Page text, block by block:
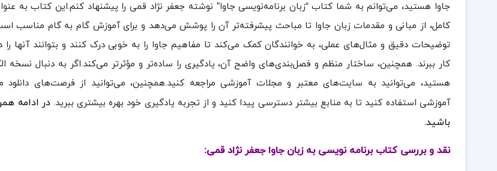
جاوا هستید، می‌توانم به شما کتاب “زبان برنامه‌نویسی جاوا” نوشته جعفر نژاد قمی را پیشنهاد کنم.این کتاب به
کامل، از مبانی و مقدمات زبان جاوا تا مباحث پیشرفته‌تر آن را پوشش می‌دهد و برای آموزش گام به گام مناسب
توضیحات دقیق و مثال‌های عملی، به خوانندگان کمک می‌کند تا مفاهیم جاوا را به خوبی درک کنند و بتوانند آنها را
کار ببرند. همچنین، ساختار منظم و فصل‌بندی‌های واضح آن، یادگیری را ساده‌تر و مؤثرتر می‌کند.اگر به دنبال نسخه
هستید، می‌توانید به سایت‌های معتبر و مجلات آموزشی مراجعه کنید.همچنین، می‌توانید از فرصت‌های
آموزشی استفاده کنید تا به منابع بیشتر دسترسی پیدا کنید و از تجربه یادگیری خود بهره بیشتری ببرید.در ادامه
باشید.
نقد و بررسی کتاب برنامه نویسی به زبان جاوا جعفر نژاد قمی: